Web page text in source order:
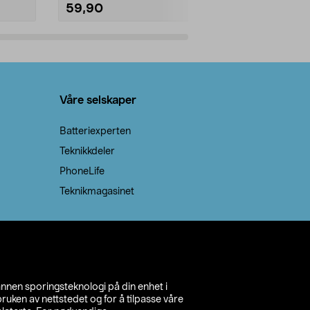
sporingsteknologi på din enhet i
av nettstedet og for å tilpasse våre
59,90
Våre selskaper
Batteriexperten
Teknikkdeler
PhoneLife
Teknikmagasinet